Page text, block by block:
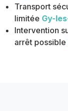
Transport
limitée Gy-
Intervention
arrêt possible